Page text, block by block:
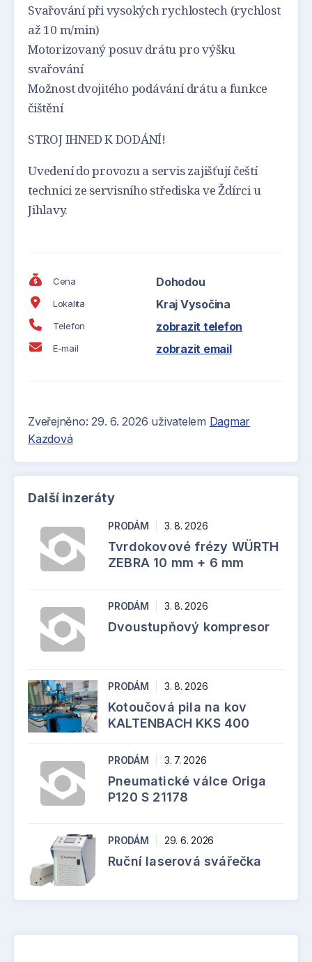
Svařování při vysokých rychlostech (rychlost
až 10 m/min)
Motorizovaný posuv drátu pro výšku
svařování
Možnost dvojitého podávání drátu a funkce
čištění
STROJ IHNED K DODÁNÍ!
Uvedení do provozu a servis zajišťují čeští
technici ze servisního střediska ve Ždírci u
Jihlavy.
Cena Dohodou
Lokalita Kraj Vysočina
Telefon zobrazit telefon
E-mail zobrazit email
Zveřejněno: 29. 6. 2026 uživatelem Dagmar
Kazdová
Další inzeráty
PRODÁM 3. 8. 2026
Tvrdokovové frézy WÜRTH
ZEBRA 10 mm + 6 mm
PRODÁM 3. 8. 2026
Dvoustupňový kompresor
PRODÁM 3. 8. 2026
Kotoučová pila na kov
KALTENBACH KKS 400
PRODÁM 3. 7. 2026
Pneumatické válce Origa
P120 S 21178
PRODÁM 29. 6. 2026
Ruční laserová svářečka